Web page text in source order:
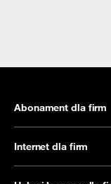
Abonament dla firm
Internet dla firm